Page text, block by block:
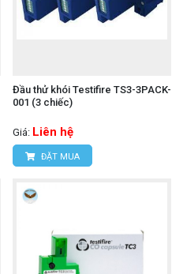
Đầu thử khói Testifire TS3-3PACK-
001 (3 chiếc)
Giá: Liên hệ
ĐẶT MUA